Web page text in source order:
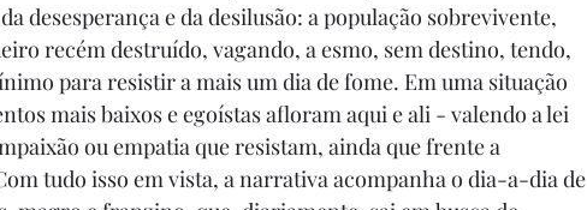
desesperança e da desilusão: a população sobrevivente,
recém destruído, vagando, a esmo, sem destino, tendo,
para resistir a mais um dia de fome. Em uma situação
mais baixos e egoístas afloram aqui e ali - valendo a lei
ou empatia que resistam, ainda que frente a
tudo isso em vista, a narrativa acompanha o dia-a-dia de